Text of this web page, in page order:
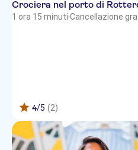
Crociera nel porto di
1 ora 15 minuti·Cancellazione
4/5 (2)